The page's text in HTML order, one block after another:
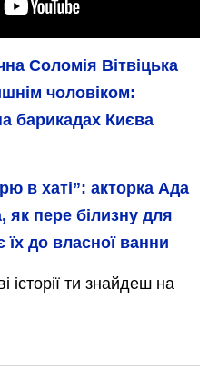
Соломія Вітвіцька
чоловіком:
барикадах Києва
в хаті”: акторка Ада
як пере білизну для
їх до власної ванни
історії ти знайдеш на